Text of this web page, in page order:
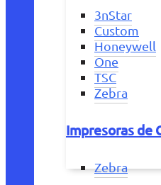
3nStar
Custom
Honeywell
One
TSC
Zebra
Impresoras de
Zebra